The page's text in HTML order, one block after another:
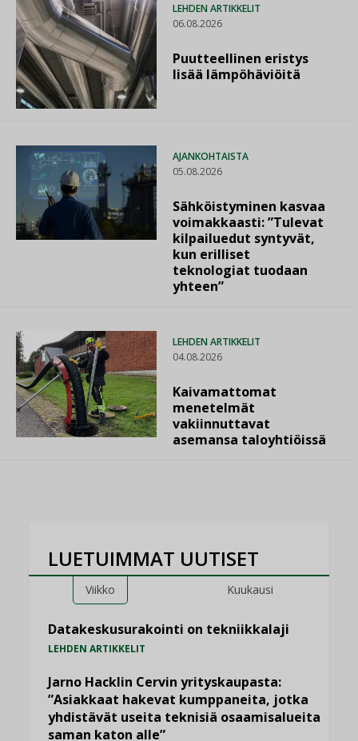
LEHDEN ARTIKKELIT
06.08.2026
Puutteellinen eristys
lisää lämpöhäviöitä
AJANKOHTAISTA
05.08.2026
Sähköistyminen kasvaa
voimakkaasti: ”Tulevat
kilpailuedut syntyvät,
kun erilliset
teknologiat tuodaan
yhteen”
LEHDEN ARTIKKELIT
04.08.2026
Kaivamattomat
menetelmät
vakiinnuttavat
asemansa taloyhtiöissä
LUETUIMMAT UUTISET
Viikko Kuukausi
Datakeskusurakointi on tekniikkalaji
LEHDEN ARTIKKELIT
Jarno Hacklin Cervin yrityskaupasta:
”Asiakkaat hakevat kumppaneita, jotka
yhdistävät useita teknisiä osaamisalueita
saman katon alle”